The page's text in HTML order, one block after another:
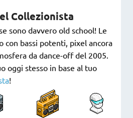
Collezionista
sono davvero old school! Le
con bassi potenti, pixel ancora
da dance-off del 2005.
oggi stesso in base al tuo
!